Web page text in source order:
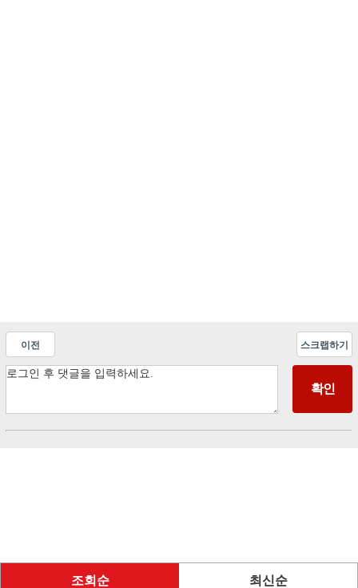
이전 스크랩하기
조회순 최신순